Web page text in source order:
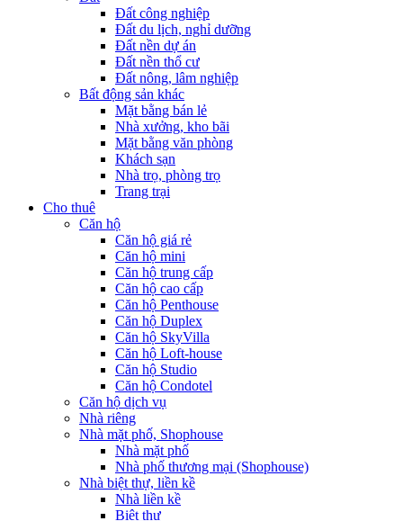
Đất công nghiệp
Đất du lịch, nghỉ dưỡng
Đất nền dự án
Đất nền thổ cư
Đất nông, lâm nghiệp
Bất động sản khác
Mặt bằng bán lẻ
Nhà xưởng, kho bãi
Mặt bằng văn phòng
Khách sạn
Nhà trọ, phòng trọ
Trang trại
Cho thuê
Căn hộ
Căn hộ giá rẻ
Căn hộ mini
Căn hộ trung cấp
Căn hộ cao cấp
Căn hộ Penthouse
Căn hộ Duplex
Căn hộ SkyVilla
Căn hộ Loft-house
Căn hộ Studio
Căn hộ Condotel
Căn hộ dịch vụ
Nhà riêng
Nhà mặt phố, Shophouse
Nhà mặt phố
Nhà phố thương mại (Shophouse)
Nhà biệt thự, liền kề
Nhà liền kề
Biệt thự